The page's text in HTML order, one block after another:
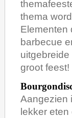
thema
Elementen
barbecue
groot feest!
Aangezien
lekker